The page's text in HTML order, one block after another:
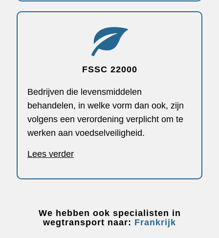
FSSC 22000
Bedrijven die levensmiddelen
behandelen, in welke vorm dan ook, zijn
volgens een verordening verplicht om te
werken aan voedselveiligheid.
Lees verder
We hebben ook specialisten in
wegtransport naar: Frankrijk